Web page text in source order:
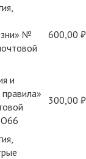
№
600,00 ₽
и
300,00 ₽